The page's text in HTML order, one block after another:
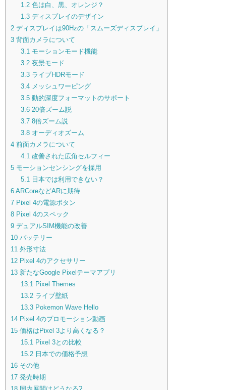
1.2色は白、黒、オレンジ？
1.3ディスプレイのデザイン
2 ディスプレイは90Hzの「スムーズディスプレイ」
3 背面カメラについて
3.1 モーションモード機能
3.2夜景モード
3.3ライブHDRモード
3.4メッシュワーピング
3.5動的深度フォーマットのサポート
3.620倍ズーム説
3.78倍ズーム説
3.8オーディオズーム
4 前面カメラについて
4.1 改善された広角セルフィー
5 モーションセンシングを採用
5.1
日本では利用できない？
6 ARCoreなどARに期待
7 Pixel 4の電源ボタン
8 Pixel 4のスペック
9 デュアルSIM機能の改善
10 バッテリー
11 外形寸法
12 Pixel 4のアクセサリー
13 新たなGoogle Pixelテーマアプリ
13.1 Pixel Themes
13.2ライブ壁紙
13.3Pokemon Wave Hello
14 Pixel 4のプロモーション動画
15 価格はPixel 3より高くなる？
15.1 Pixel 3との比較
15.2日本での価格予想
16 その他
17 発売時期